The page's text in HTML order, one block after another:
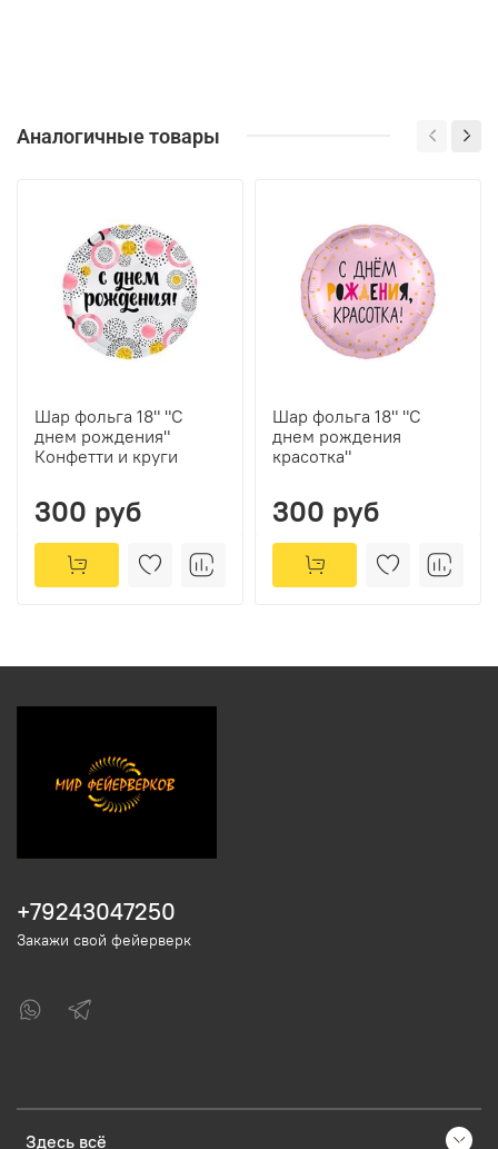
Аналогичные товары
Шар фольга 18" "С
днем рождения"
Конфетти и круги
300 руб
Шар фольга 18" "С
днем рождения
красотка"
300 руб
Здесь всё
+79243047250
Закажи свой фейерверк